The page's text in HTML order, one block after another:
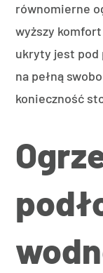
równomierne
wyższy
ukryty jest pod
na pełną
konieczność